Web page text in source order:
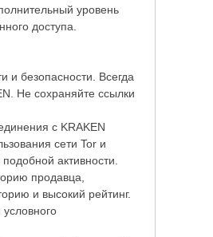
уровень
доступа.
и безопасности. Всегда
Не сохраняйте ссылки
с KRAKEN
сети Tor и
активности.
продавца,
и высокий рейтинг.